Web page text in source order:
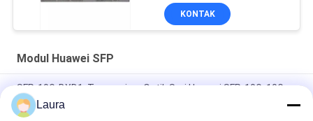
KONTAK
Modul Huawei SFP
SFP-10G-BXD1, Transceiver Optik Seri Huawei SFP-10G, 10G
SFP+, BIDI TX1330/RX1270, 10km SM
Laura